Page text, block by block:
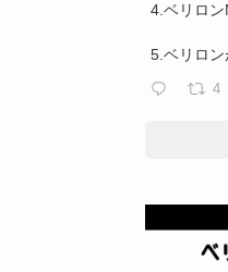
4.ベリロ
5.ベリロ
4